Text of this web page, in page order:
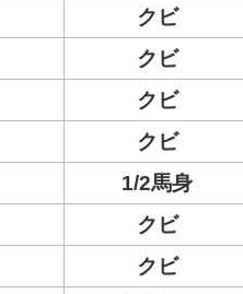
クビ
クビ
クビ
クビ
1/2馬身
クビ
クビ